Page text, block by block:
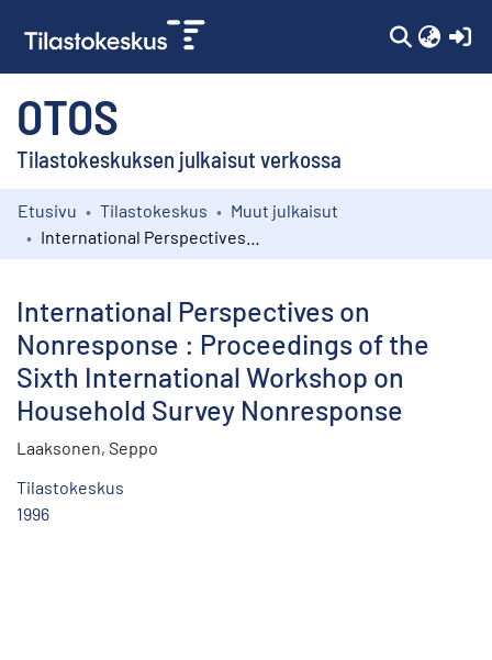
OTOS
Tilastokeskuksen julkaisut verkossa
Kokoelmat
Etusivu Tilastokeskus
Muut julkaisut
International Perspectives on
Nonresponse : Proceedings of the
Sixth International Workshop on
Household Survey Nonresponse
Laaksonen, Seppo
Tilastokeskus
1996